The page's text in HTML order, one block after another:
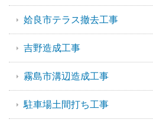
姶良市テラス撤去工事
吉野造成工事
霧島市溝辺造成工事
駐車場土間打ち工事